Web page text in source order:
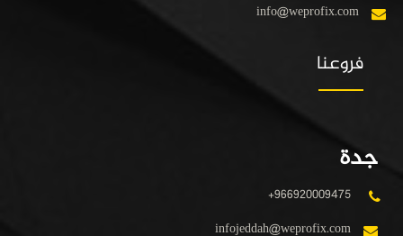
info@weprofix.com
فروعنا
جدة
+966920009475
infojeddah@weprofix.com